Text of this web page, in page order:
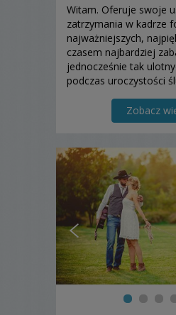
Witam. Oferuje swoje
zatrzymania w kadrze
najważniejszych,
czasem najbardziej
jednocześnie tak
podczas uroczystości
Zobacz